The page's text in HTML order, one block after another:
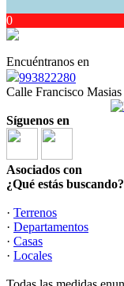
0
Encuéntranos en
993822280
Calle Francisco
Síguenos en
Asociados con
¿Qué estás buscando?
· Terrenos
· Departamentos
· Casas
· Locales